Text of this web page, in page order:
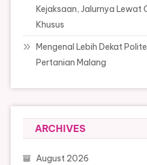
Kejaksaan, Jalurnya Lewat
Khusus
Mengenal Lebih Dekat
Pertanian Malang
ARCHIVES
August 2026